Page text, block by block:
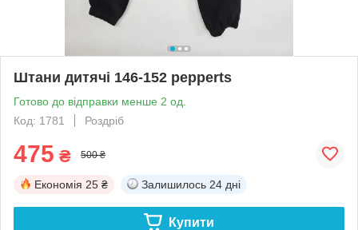
Штани дитячі 146-152 pepperts
Готово до відправки менше 2 од.
Код: 1781
Роздріб
475 ₴ 500 ₴
Економія 25 ₴ Залишилось 24 дні
Купити